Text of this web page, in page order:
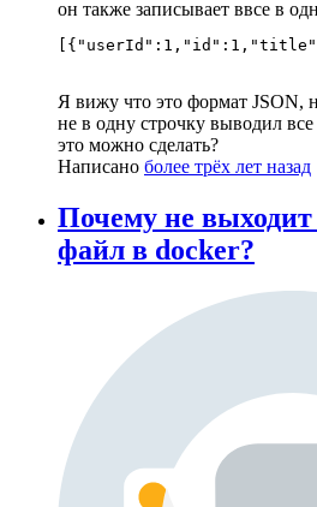
он также записывает ввсе в
Я вижу что это формат JSON,
не в одну строчку выводил
это можно сделать?
Написано более трёх лет назад
Почему не выходит
файл в docker?